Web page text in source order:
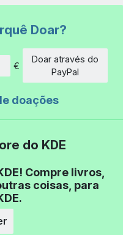
Doar?
€
Doar através do
PayPal
doações
do KDE
Compre livros,
coisas, para